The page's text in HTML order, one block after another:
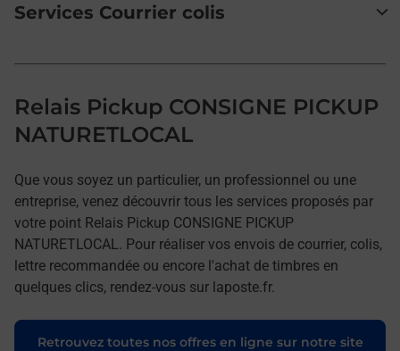
Services Courrier colis
Relais Pickup CONSIGNE PICKUP
NATURETLOCAL
Que vous soyez un particulier, un professionnel ou une
entreprise, venez découvrir tous les services proposés par
votre point Relais Pickup CONSIGNE PICKUP
NATURETLOCAL. Pour réaliser vos envois de courrier, colis,
lettre recommandée ou encore l'achat de timbres en
quelques clics, rendez-vous sur laposte.fr.
Retrouvez toutes nos offres en ligne sur notre site